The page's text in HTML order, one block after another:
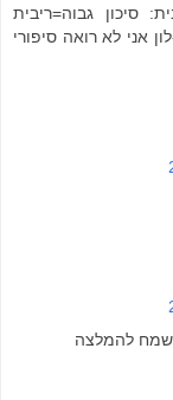
סיכון גבוה=ריבית
אני לא רואה סיפורי
להמלצה